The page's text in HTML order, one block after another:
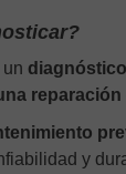
un
reparación
y